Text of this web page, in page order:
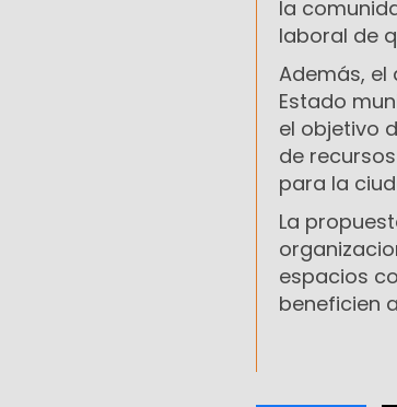
la
laboral de
Además,
Estado
el objetivo
de
para la
La
espacios
beneficien